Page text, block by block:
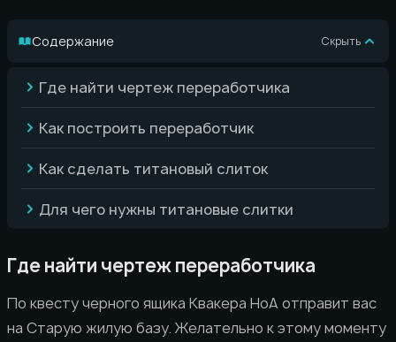
Содержание Скрыть
Где найти чертеж переработчика
Как построить переработчик
Как сделать титановый слиток
Для чего нужны титановые слитки
Где найти чертеж переработчика
По квесту черного ящика Квакера HoA отправит вас
на Старую жилую базу. Желательно к этому моменту